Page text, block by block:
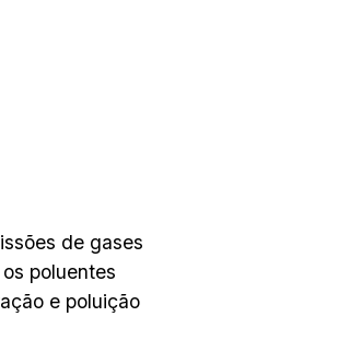
de gases
poluentes
e poluição